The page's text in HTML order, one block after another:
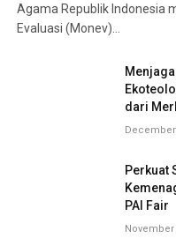
Agama Republik Indonesia
Evaluasi (Monev)…
dari
December
Perkuat
PAI Fair
November